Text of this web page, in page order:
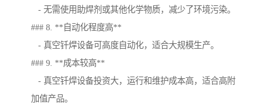
- 无需使用助焊剂或其他化学物质，减少了环境污染。
### 8. **自动化程度高**
- 真空钎焊设备可高度自动化，适合大规模生产。
### 9. **成本较高**
- 真空钎焊设备投资大，运行和维护成本高，适合高附
加值产品。